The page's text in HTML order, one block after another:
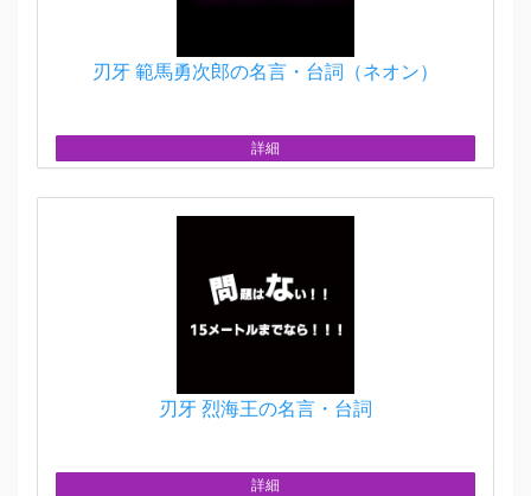
刃牙 範馬勇次郎の名言・台詞（ネオン）
詳細
刃牙 烈海王の名言・台詞
詳細